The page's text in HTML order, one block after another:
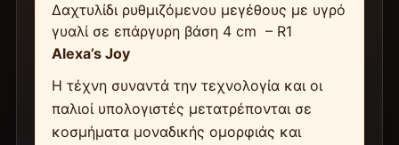
Δαχτυλίδι ρυθμιζόμενου μεγέθους με υγρό
γυαλί σε επάργυρη βάση 4 cm – R1
Alexa’s Joy
Η τέχνη συναντά την τεχνολογία και οι
παλιοί υπολογιστές μετατρέπονται σε
κοσμήματα μοναδικής ομορφιάς και